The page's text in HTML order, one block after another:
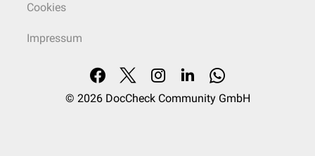
Cookies
Impressum
© 2026 DocCheck Community GmbH